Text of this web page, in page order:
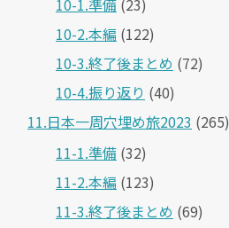
10-2.本編 (122)
10-3.終了後まとめ (72)
10-4.振り返り (40)
11.日本一周穴埋め旅2023 (265)
11-1.準備 (32)
11-2.本編 (123)
11-3.終了後まとめ (69)